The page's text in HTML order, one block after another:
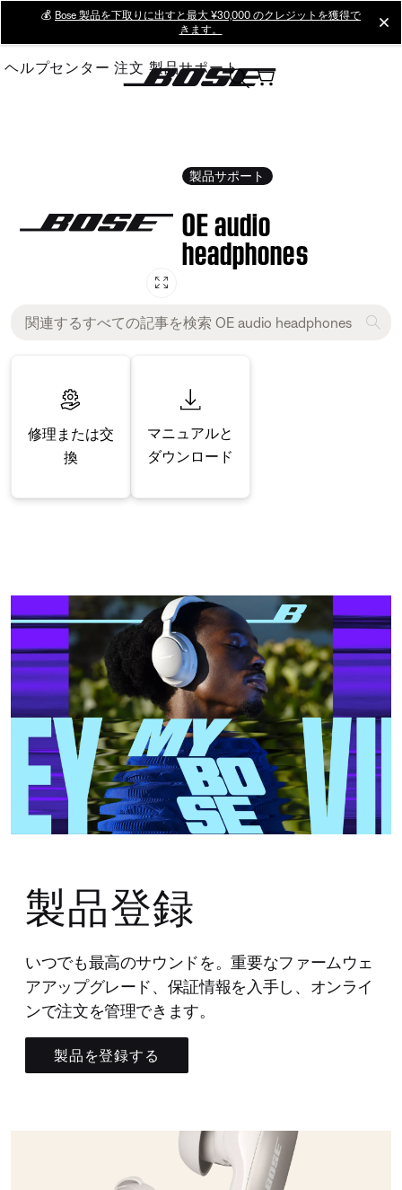
Main
💰 Bose 製品を下取りに出すと最大 ¥30,000 のクレジットを獲得で
きます。
ヘルプセンター 注文 製品サポート
製品サポート
OE audio
headphones
修理または交
換
マニュアルと
ダウンロード
製品登録
いつでも最高のサウンドを。重要なファームウェ
アアップグレード、保証情報を入手し、オンライ
ンで注文を管理できます。
製品を登録する